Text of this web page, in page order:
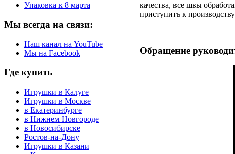
качества, все швы
приступить к
Обращение
Упаковка к 8 марта
Мы всегда на связи:
Наш канал на YouTube
Мы на Facebook
Где купить
Игрушки в Калуге
Игрушки в Москве
в Екатеринбурге
в Нижнем Новгороде
в Новосибирске
Ростов-на-Дону
Игрушки в Казани